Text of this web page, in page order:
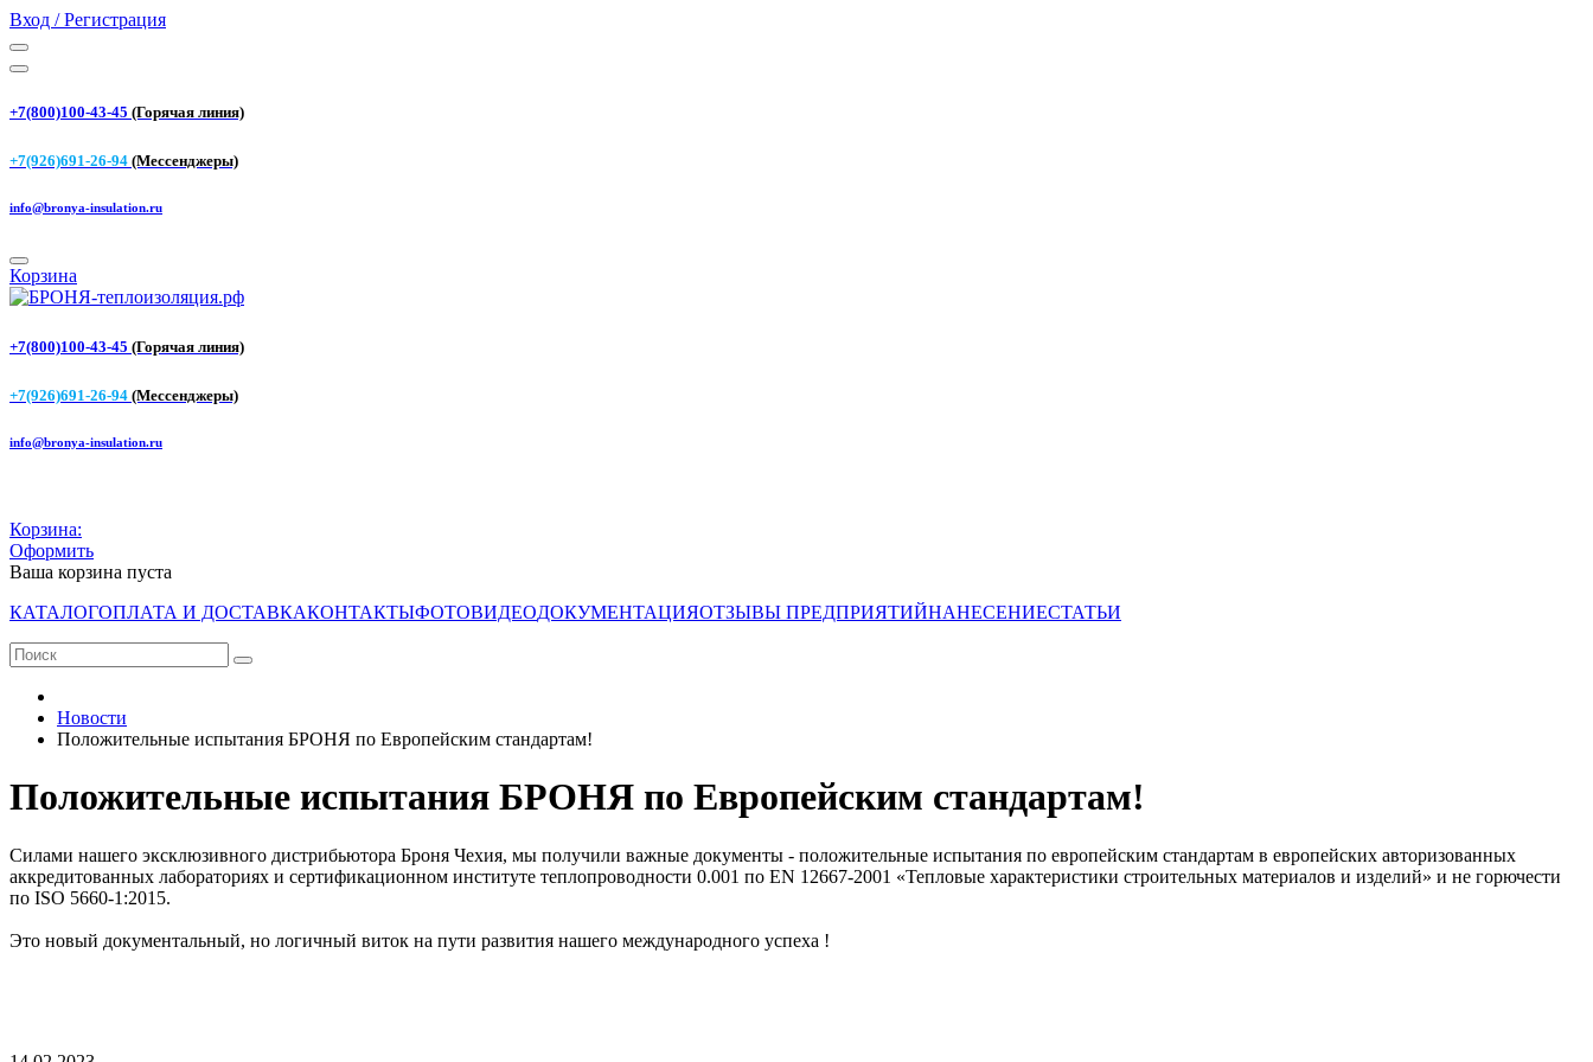
Вход / Регистрация
+7(800)100-43-45 (Горячая линия)
+7(926)691-26-94 (Мессенджеры)
info@bronya-insulation.ru
Корзина
+7(800)100-43-45 (Горячая линия)
+7(926)691-26-94 (Мессенджеры)
info@bronya-insulation.ru
Корзина:
Оформить
Ваша корзина пуста
КАТАЛОГОПЛАТА И ДОСТАВКАКОНТАКТЫФОТОВИДЕОДОКУМЕНТАЦИЯОТЗЫВЫ ПРЕДПРИЯТИЙНАНЕСЕНИЕСТАТЬИ
Новости
Положительные испытания БРОНЯ по Европейским стандартам!
Положительные испытания БРОНЯ по Европейским стандартам!
Силами нашего эксклюзивного дистрибьютора Броня Чехия, мы получили важные документы - положительные испытания по европейским стандартам в европейских авторизованных
аккредитованных лабораториях и сертификационном институте теплопроводности 0.001 по EN 12667-2001 «Тепловые характеристики строительных материалов и изделий» и не горючести
по ISO 5660-1:2015.
Это новый документальный, но логичный виток на пути развития нашего международного успеха !